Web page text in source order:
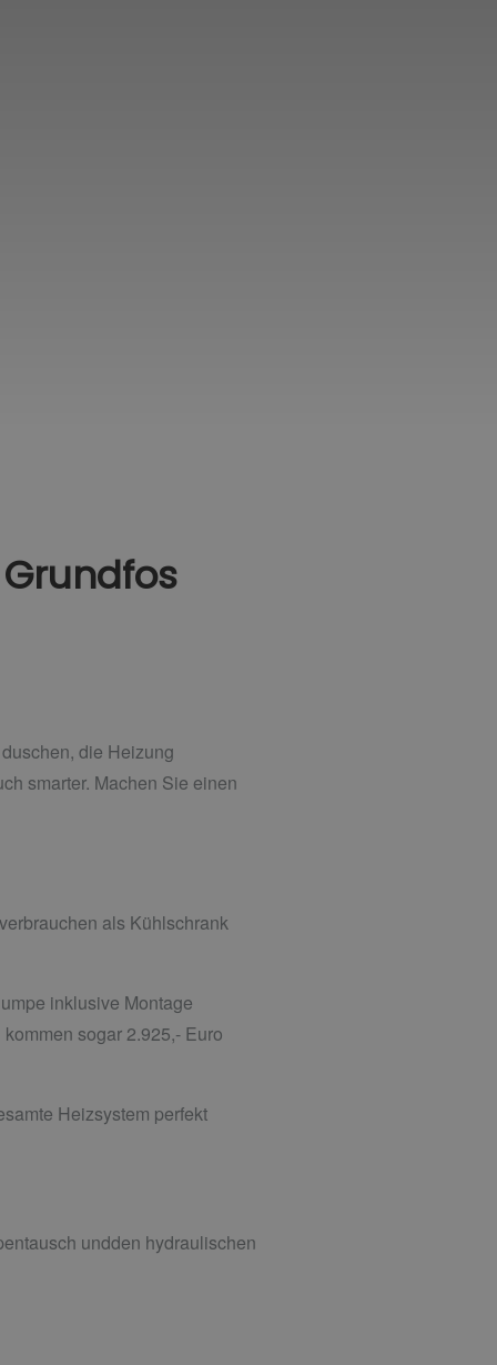
die Heizung
smarter. Machen Sie einen
als Kühlschrank
inklusive Montage
sogar 2.925,- Euro
Heizsystem perfekt
undden hydraulischen